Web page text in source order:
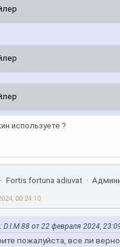
используете ?
Fortis fortuna adiuvat
00:24:10
D.I.M.88 от 22 февраля 2024,
пожалуйста, все ли